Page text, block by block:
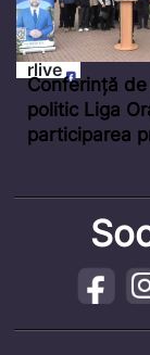
rlive
Conferință
politic Liga
participarea